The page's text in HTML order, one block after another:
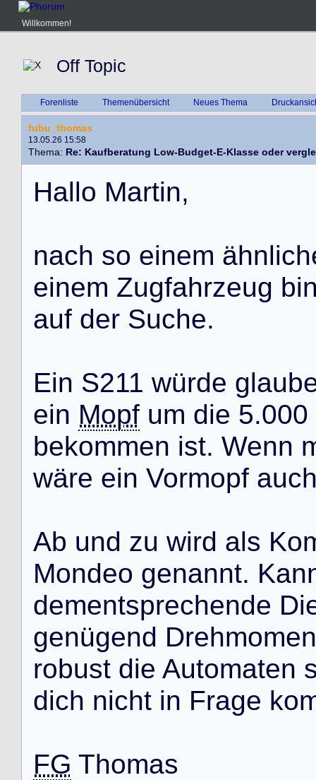
Willkommen!
Off Topic
Forenliste Themenübersicht Neues Thema
fubu_thomas
13.05.26 15:58
Thema: Re: Kaufberatung Low-Budget-E-Klasse oder
Hallo Martin,
nach so einem ähnlich
einem Zugfahrzeug bi
auf der Suche.
Ein S211 würde glaub
ein Mopf um die 5.000
bekommen ist. Wenn
wäre ein Vormopf auc
Ab und zu wird als Ko
Mondeo genannt. Kan
dementsprechende Di
genügend Drehmomen
robust die Automaten
dich nicht in Frage ko
FG Thomas